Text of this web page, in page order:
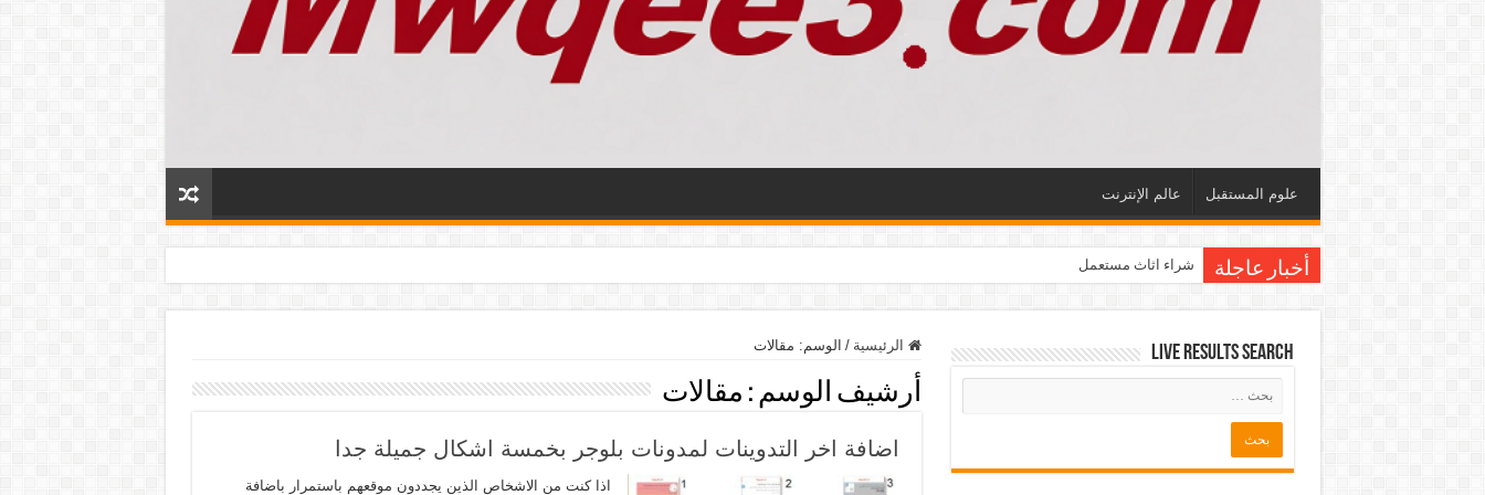
علوم المستقبل عالم الإنترنت
أخبار عاجلة شراء اثاث مستعمل
الرئيسية / الوسم: مقالات
أرشيف الوسم : مقالات
اضافة اخر التدوينات لمدونات بلوجر بخمسة اشكال جميلة جدا
اذا كنت من الاشخاص الذين يجددون موقعهم باستمرار باضافة
Live Results Search